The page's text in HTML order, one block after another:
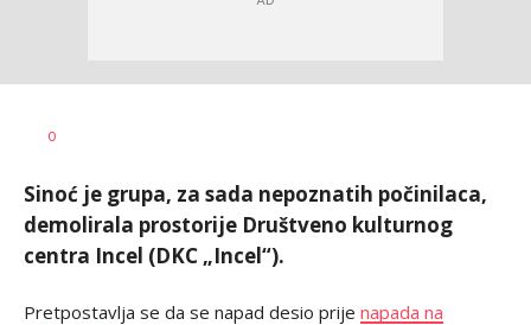
AUTOR
0
Sinoć je grupa, za sada nepoznatih počinilaca,
demolirala prostorije Društveno kulturnog
centra Incel (DKC „Incel“).
Pretpostavlja se da se napad desio prije napada na